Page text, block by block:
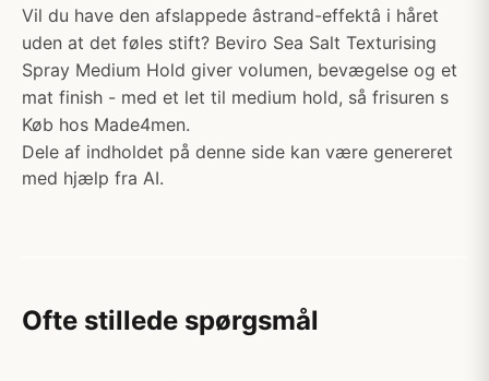
Vil du have den afslappede âstrand-effektâ i håret
uden at det føles stift? Beviro Sea Salt Texturising
Spray Medium Hold giver volumen, bevægelse og et
mat finish - med et let til medium hold, så frisuren s
Køb hos Made4men.
Dele af indholdet på denne side kan være genereret
med hjælp fra AI.
Ofte stillede spørgsmål